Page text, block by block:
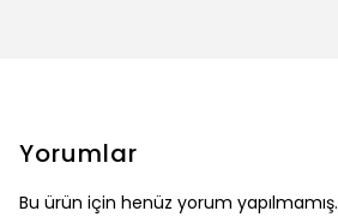
Yorumlar
Bu ürün için henüz yorum yapılmamış.